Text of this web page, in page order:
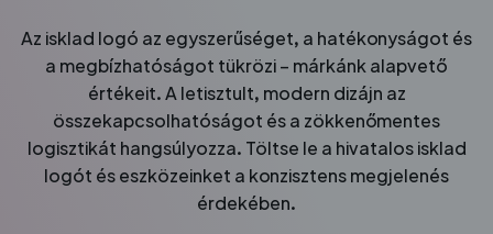
Az isklad logó az egyszerűséget, a hatékonyságot és
a megbízhatóságot tükrözi – márkánk alapvető
értékeit. A letisztult, modern dizájn az
összekapcsolhatóságot és a zökkenőmentes
logisztikát hangsúlyozza. Töltse le a hivatalos isklad
logót és eszközeinket a konzisztens megjelenés
érdekében.